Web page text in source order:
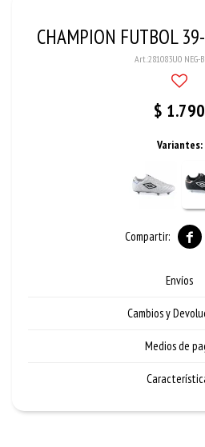
CHAMPION FUTBOL
281083U0 NEG-
$ 1.790
Variantes:

Envíos
Cambios y
Medios de